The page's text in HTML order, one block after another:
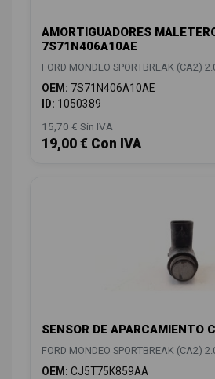
AMORTIGUADORES
7S71N406A10AE
FORD MONDEO SPORTBREAK (CA2)
OEM: 7S71N406A10AE
ID: 1050389
15,70 € Sin IVA
19,00 € Con IVA
SENSOR DE APARCAMIENTO
FORD MONDEO SPORTBREAK (CA2)
OEM: CJ5T75K859AA